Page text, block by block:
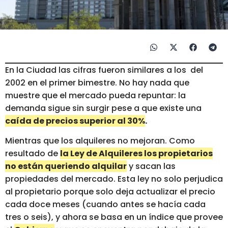
En la Ciudad las cifras fueron similares a los del
2002 en el primer bimestre. No hay nada que
muestre que el mercado pueda repuntar: la
demanda sigue sin surgir pese a que existe una
caída de precios superior al 30%.
Mientras que los alquileres no mejoran. Como
resultado de la Ley de Alquileres los propietarios
no están queriendo alquilary sacan las
propiedades del mercado. Esta ley no solo perjudica
al propietario porque solo deja actualizar el precio
cada doce meses (cuando antes se hacía cada
tres o seis), y ahora se basa en un índice que provee